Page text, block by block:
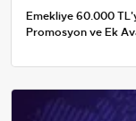
Emekliye 60.000
Promosyon ve Ek